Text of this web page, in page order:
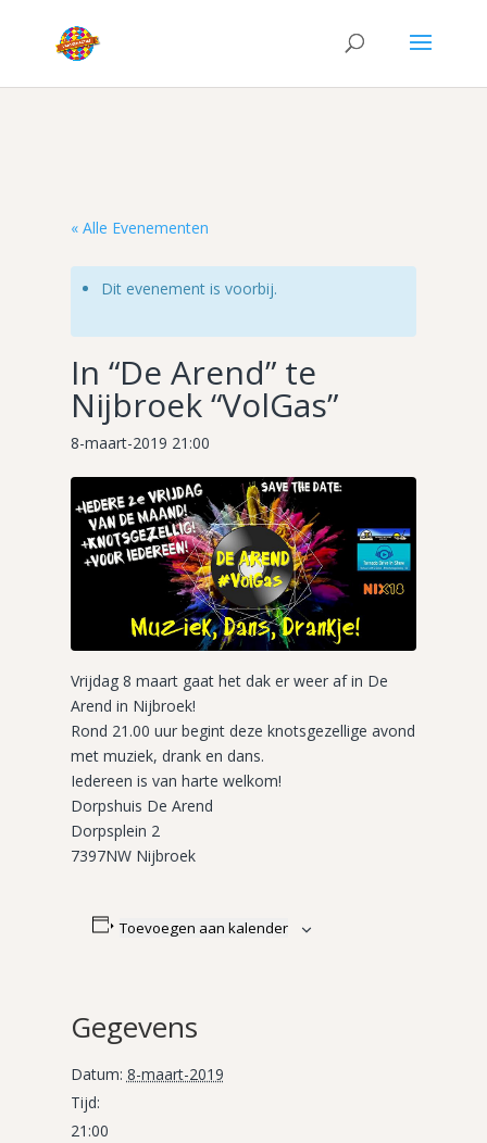
« Alle Evenementen
Dit evenement is voorbij.
In “De Arend” te
Nijbroek “VolGas”
8-maart-2019 21:00
Vrijdag 8 maart gaat het dak er weer af in De
Arend in Nijbroek!
Rond 21.00 uur begint deze knotsgezellige avond
met muziek, drank en dans.
Iedereen is van harte welkom!
Dorpshuis De Arend
Dorpsplein 2
7397NW Nijbroek
Toevoegen aan kalender
Gegevens
Datum: 8-maart-2019
Tijd:
21:00